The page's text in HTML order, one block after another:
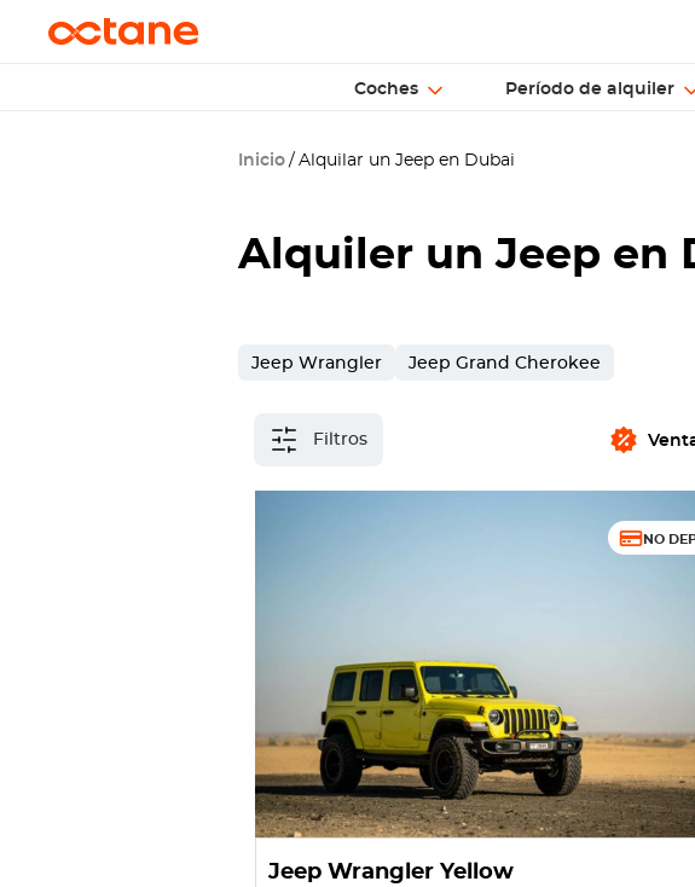
Coches Período de alquiler
Inicio Alquilar un Jeep en Dubai
Alquiler un Jeep en
Jeep Wrangler Jeep Grand Cherokee
Filtros
NO
Jeep Wrangler Yellow